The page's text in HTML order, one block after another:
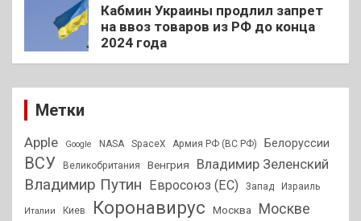
Кабмин Украины продлил запрет
на ввоз товаров из РФ до конца
2024 года
Метки
Apple Google NASA SpaceX Армия РФ (ВС РФ) Белоруссии
ВСУ Великобритания Венгрия Владимир Зеленский
Владимир Путин Евросоюз (ЕС) Запад Израиль
Италии Киев Коронавирус Москва Москве